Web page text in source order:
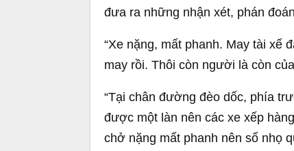
đưa ra những nhận xét, phán
“Xe nặng, mất phanh. May tài xế
may rồi. Thôi còn người là còn
“Tại chân đường đèo dốc, phía
được một làn nên các xe xếp
chở nặng mất phanh nên số nhọ